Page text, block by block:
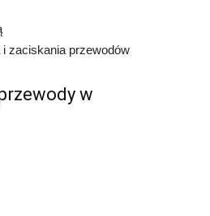
zaciskania przewodów
w